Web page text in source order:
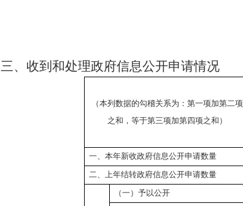
三、收到和处理政府信息公开申请情况
（本列数据的勾稽关系为：第一项加第二项
之和，等于第三项加第四项之和）
一、本年新收政府信息公开申请数量
二、上年结转政府信息公开申请数量
（一）予以公开